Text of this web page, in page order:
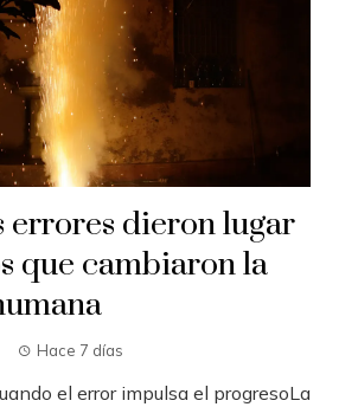
errores dieron lugar
que cambiaron la
Hace 7 días
el error impulsa el progresoLa